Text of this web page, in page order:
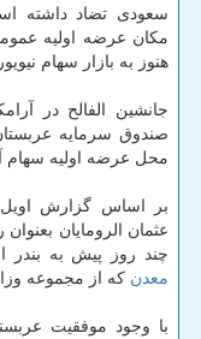
سعودی تضاد داشته
مكان عرضه اولیه
هنوز به بازار سهام
جانشین الفالح در
صندوق سرمایه
محل عرضه اولیه سهام
بر اساس گزارش اویل
عثمان الرومایان
چند روز پیش به بندر
معدن كه از مجموعه
با وجود موفقیت